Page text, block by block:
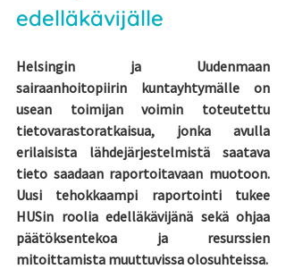
edelläkävijälle
Helsingin ja Uudenmaan
sairaanhoitopiirin kuntayhtymälle on
usean toimijan voimin toteutettu
tietovarastoratkaisua, jonka avulla
erilaisista lähdejärjestelmistä saatava
tieto saadaan raportoitavaan muotoon.
Uusi tehokkaampi raportointi tukee
HUSin roolia edelläkävijänä sekä ohjaa
päätöksentekoa ja resurssien
mitoittamista muuttuvissa olosuhteissa.